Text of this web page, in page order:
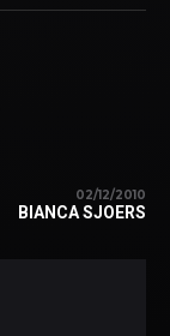
02/12/2010
BIANCA SJOERS